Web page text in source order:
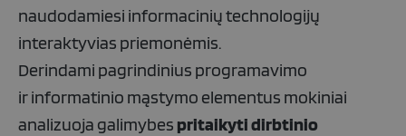
naudodamiesi informacinių technologijų
interaktyvias priemonėmis.
Derindami pagrindinius programavimo
irinformatinio mąstymo elementus mokiniai
analizuoja galimybes pritaikyti dirbtinio